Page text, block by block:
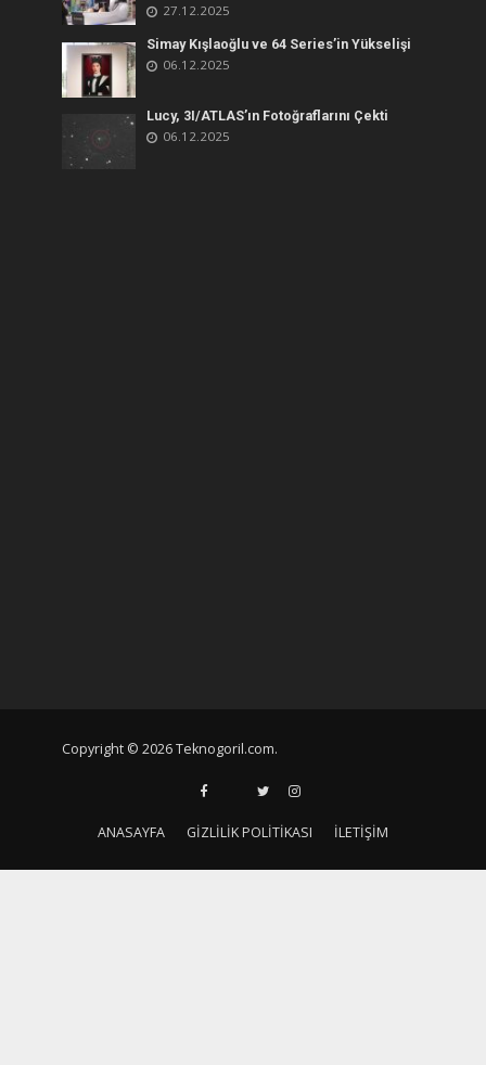
27.12.2025
Simay Kışlaoğlu ve 64 Series’in Yükselişi
06.12.2025
Lucy, 3I/ATLAS’ın Fotoğraflarını Çekti
06.12.2025
Copyright © 2026 Teknogoril.com.
ANASAYFA GIZLILIK POLITIKASI İLETIŞIM